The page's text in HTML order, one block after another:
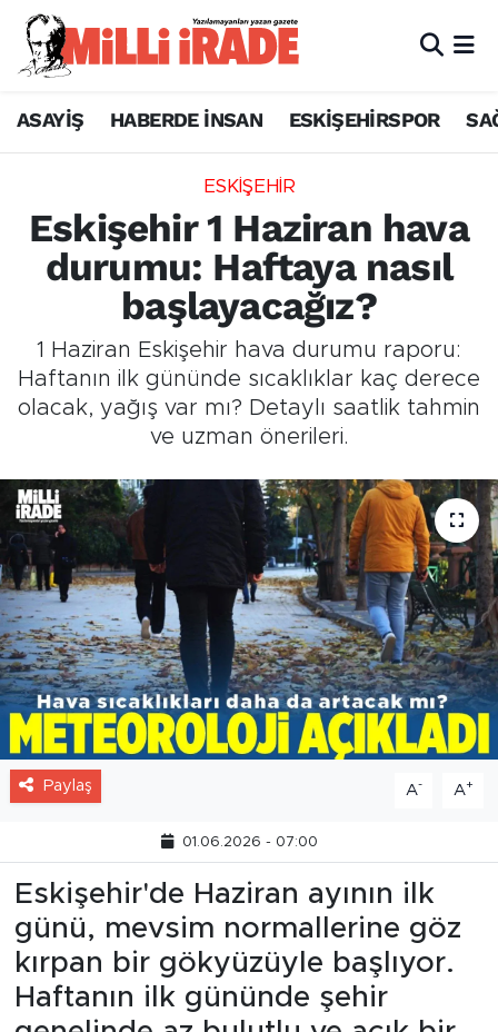
ASAYİŞ HABERDE İNSAN ESKİŞEHİRSPOR
ESKİŞEHİR
Eskişehir 1 Haziran hava
durumu: Haftaya nasıl
başlayacağız?
1 Haziran Eskişehir hava durumu raporu:
Haftanın ilk gününde sıcaklıklar kaç derece
olacak, yağış var mı? Detaylı saatlik tahmin
ve uzman önerileri.
Paylaş A- A+
01.06.2026 - 07:00
Eskişehir'de Haziran ayının ilk
günü, mevsim normallerine göz
kırpan bir gökyüzüyle başlıyor.
Haftanın ilk gününde şehir